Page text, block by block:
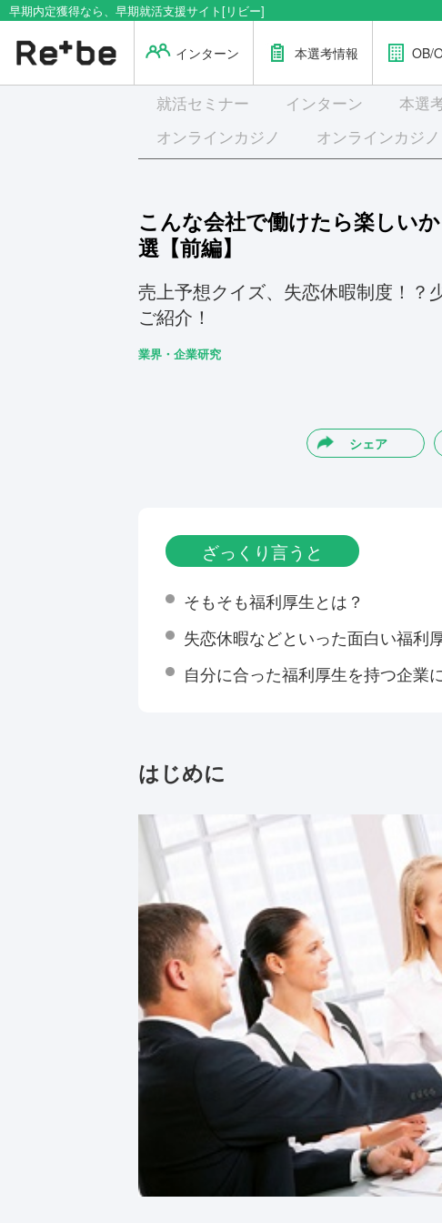
早期内定獲得なら、早期就活支援サイト[リビー]
インターン 本選考情報 OB/
就活セミナー インターン 本選
オンラインカジノ
オンラインカジノ
こんな会社で働けたら楽しい
選【前編】
売上予想クイズ、失恋休暇制度！？
ご紹介！
業界・企業研究
シェア
ざっくり言うと
そもそも福利厚生とは？
失恋休暇などといった面白い福利
自分に合った福利厚生を持つ企業
はじめに